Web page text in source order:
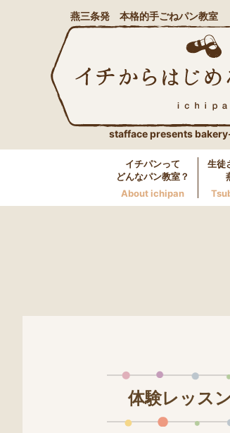
燕三条発 本格的手ごねパン教室
stafface presents
イチパンって
どんなパン教室？
About ichipan
生徒
体験レッス